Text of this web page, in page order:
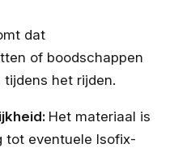
dat
of boodschappen
het rijden.
Het materiaal is
tot eventuele Isofix-